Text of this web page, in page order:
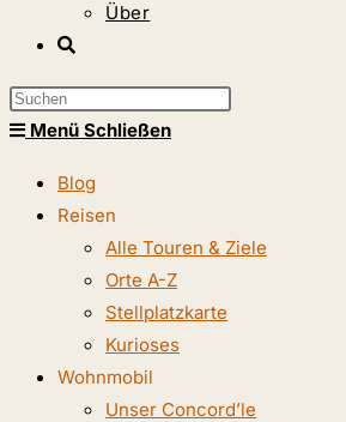
Über
Website-
umschalten
Press
search
Menü Schließen
Blog
Reisen
Alle Touren & Ziele
Orte A-Z
Stellplatzkarte
Kurioses
Wohnmobil
Unser Concord’le